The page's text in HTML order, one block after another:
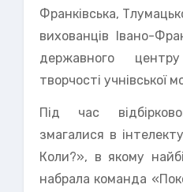
Франківська,
вихованців Івано-
державного центру
творчості учнівської
Під час
змагалися в
Коли?», в якому
набрала команда